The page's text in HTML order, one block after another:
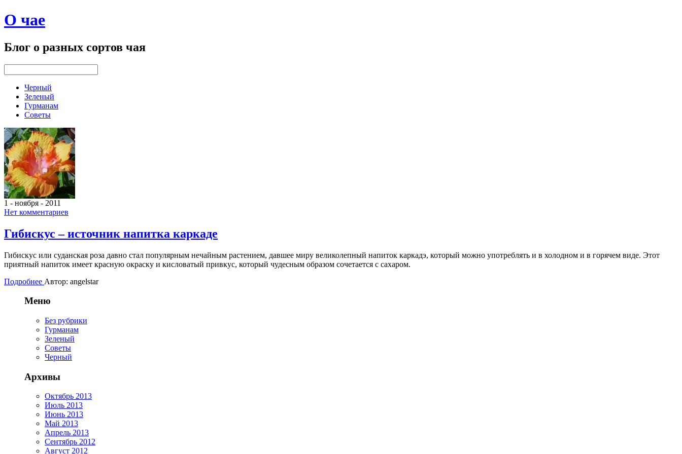
О чае
Блог о разных сортов чая
Черный
Зеленый
Гурманам
Советы
1 - ноября - 2011
Нет комментариев
Гибискус – источник напитка каркаде
Гибискус или суданская роза давно стал популярным нечайным растением, давшее миру великолепный напиток каркадэ, который можно употреблять и в холодном и в горячем виде. Этот
приятный напиток имеет красную окраску и кисловатый привкус, который чудесным образом сочетается с сахаром.
Подробнее Автор: angelstar
Меню
Без рубрики
Гурманам
Зеленый
Советы
Черный
Архивы
Октябрь 2013
Июль 2013
Июнь 2013
Май 2013
Апрель 2013
Сентябрь 2012
Август 2012